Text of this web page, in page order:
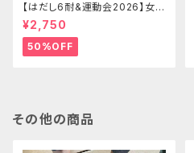
【はだし6耐&運動会2026】女子
ソロの部 はだし6耐＋運動会エ
ントリー【2026.09.26(土)】
¥2,750
50%OFF
その他の商品